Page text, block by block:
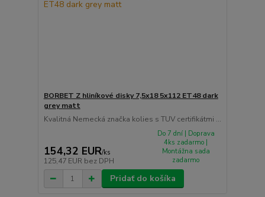
BORBET Z hliníkové disky 7,5x18 5x112 ET48 dark
grey matt
Kvalitná Nemecká značka kolies s TUV certifikátmi ...
154,32 EUR/ks
125,47 EUR bez DPH
Do 7 dní | Doprava
4ks zadarmo |
Montážna sada
zadarmo
Pridať do košíka